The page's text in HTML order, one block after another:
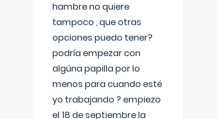
hambre no quiere
tampoco , que otras
opciones puedo tener?
podría empezar con
algúna papilla por lo
menos para cuando esté
yo trabajando ? empiezo
el 18 de septiembre la